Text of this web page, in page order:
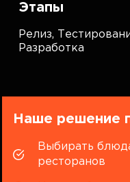
Этапы
Релиз,
Разработка
Наше решение
Выбирать
ресторанов